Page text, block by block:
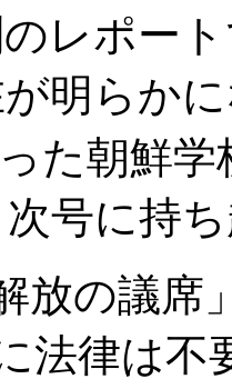
レポー
明らか
た朝鮮学
号に持
の議席
法律は